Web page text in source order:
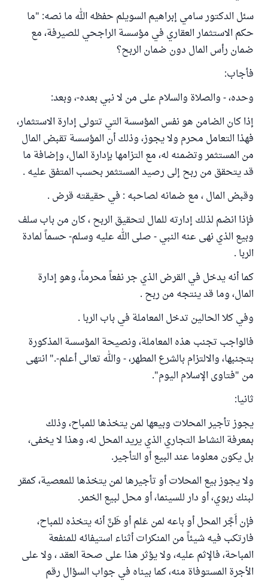
سئل الدكتور سامي إبراهيم السويلم حفظه الله ما نصه: "ما
حكم الاستثمار العقاري في مؤسسة الراجحي للصيرفة، مع
ضمان رأس المال دون ضمان الربح؟
فأجاب:
وحده، - والصلاة والسلام على من لا نبي بعده-، وبعد:
إذا كان الضامن هو نفس المؤسسة التي تتولى إدارة الاستثمار،
فهذا التعامل محرم ولا يجوز، وذلك أن المؤسسة تقبض المال
من المستثمر وتضمنه له، مع التزامها بإدارة المال، وإضافة ما
قد يتحقق من ربح إلى رصيد المستثمر بحسب المتفق عليه .
وقبض المال ، مع ضمانه لصاحبه : في حقيقته قرض .
فإذا انضم لذلك إدارته للمال لتحقيق الربح ، كان من باب سلف
وبيع الذي نهى عنه النبي - صلى الله عليه وسلم- حسماً لمادة
الربا .
كما أنه يدخل في القرض الذي جر نفعاً محرماً، وهو إدارة
المال، وما قد ينتجه من ربح .
وفي كلا الحالين تدخل المعاملة في باب الربا .
فالواجب تجنب هذه المعاملة، ونصيحة المؤسسة المذكورة
بتجنبها، والالتزام بالشرع المطهر، - والله تعالى أعلم-." انتهى
من "فتاوى الإسلام اليوم".
ثانيا:
يجوز تأجير المحلات وبيعها لمن يتخذها للمباح، وذلك
بمعرفة النشاط التجاري الذي يريد المحل له، وهذا لا يخفى،
بل يكون معلوما عند البيع أو التأجير.
ولا يجوز بيع المحلات أو تأجيرها لمن يتخذها للمعصية، كمقر
لبنك ربوي، أو دار للسينما، أو محل لبيع الخمر.
فإن أَجَّر المحل أو باعه لمن عَلم أو ظَنَّ أنه يتخذه للمباح،
فارتكب فيه شيئاً من المنكرات أثناء استيفائه للمنفعة
المباحة، فالإثم عليه، ولا يؤثر هذا على صحة العقد ، ولا على
الأجرة المستوفاة منه، كما بيناه في جواب السؤال رقم